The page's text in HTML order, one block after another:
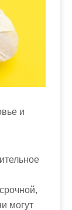
и
могут